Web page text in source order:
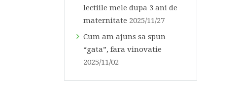
lectiile mele dupa 3 ani de
maternitate 2025/11/27
Cum am ajuns sa spun
“gata”, fara vinovatie
2025/11/02